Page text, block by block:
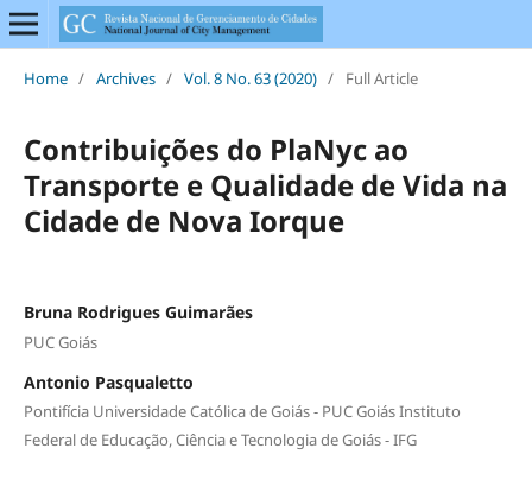
Home / Archives / Vol. 8 No. 63 (2020) / Full Article
Contribuições do PlaNyc ao
Transporte e Qualidade de Vida na
Cidade de Nova Iorque
Bruna Rodrigues Guimarães
PUC Goiás
Antonio Pasqualetto
Pontifícia Universidade Católica de Goiás - PUC Goiás Instituto
Federal de Educação, Ciência e Tecnologia de Goiás - IFG